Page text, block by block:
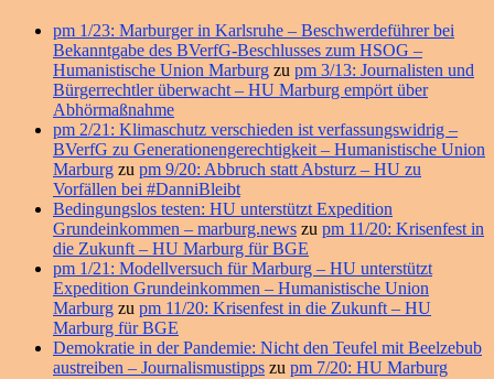
pm 1/23: Marburger in Karlsruhe – Beschwerdeführer bei
Bekanntgabe des BVerfG-Beschlusses zum HSOG –
Humanistische Union Marburg zu pm 3/13: Journalisten und
Bürgerrechtler überwacht – HU Marburg empört über
Abhörmaßnahme
pm 2/21: Klimaschutz verschieden ist verfassungswidrig –
BVerfG zu Generationengerechtigkeit – Humanistische Union
Marburg zu pm 9/20: Abbruch statt Absturz – HU zu
Vorfällen bei #DanniBleibt
Bedingungslos testen: HU unterstützt Expedition
Grundeinkommen – marburg.news zu pm 11/20: Krisenfest in
die Zukunft – HU Marburg für BGE
pm 1/21: Modellversuch für Marburg – HU unterstützt
Expedition Grundeinkommen – Humanistische Union
Marburg zu pm 11/20: Krisenfest in die Zukunft – HU
Marburg für BGE
Demokratie in der Pandemie: Nicht den Teufel mit Beelzebub
austreiben – Journalismustipps zu pm 7/20: HU Marburg